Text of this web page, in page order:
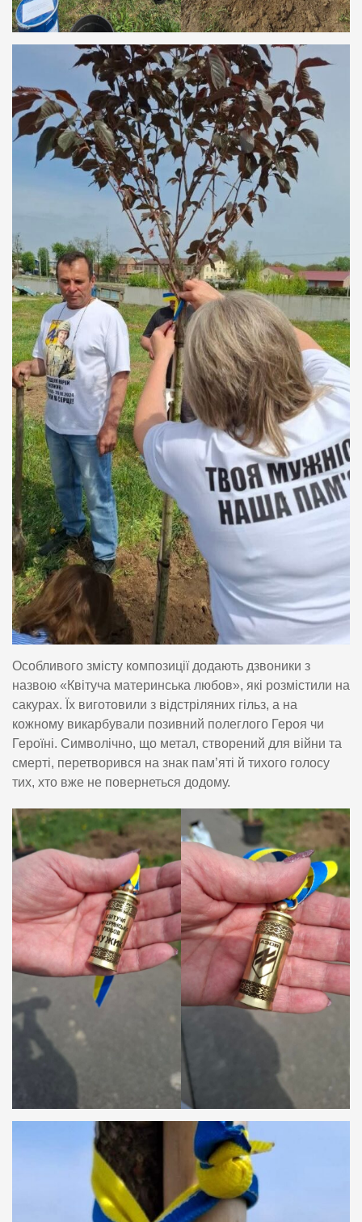
Особливого змісту композиції додають дзвоники з
назвою «Квітуча материнська любов», які розмістили на
сакурах. Їх виготовили з відстріляних гільз, а на
кожному викарбували позивний полеглого Героя чи
Героїні. Символічно, що метал, створений для війни та
смерті, перетворився на знак пам’яті й тихого голосу
тих, хто вже не повернеться додому.